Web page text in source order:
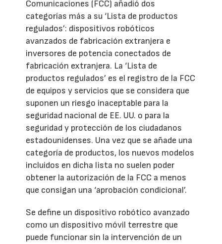
Comunicaciones (FCC) añadió dos
categorías más a su ‘Lista de productos
regulados’: dispositivos robóticos
avanzados de fabricación extranjera e
inversores de potencia conectados de
fabricación extranjera. La ‘Lista de
productos regulados’ es el registro de la FCC
de equipos y servicios que se considera que
suponen un riesgo inaceptable para la
seguridad nacional de EE. UU. o para la
seguridad y protección de los ciudadanos
estadounidenses. Una vez que se añade una
categoría de productos, los nuevos modelos
incluidos en dicha lista no suelen poder
obtener la autorización de la FCC a menos
que consigan una ‘aprobación condicional’.
Se define un dispositivo robótico avanzado
como un dispositivo móvil terrestre que
puede funcionar sin la intervención de un